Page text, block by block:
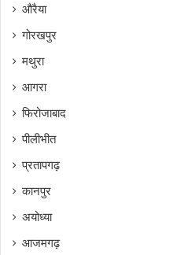
औरैया
गोरखपुर
मथुरा
आगरा
फिरोजाबाद
पीलीभीत
प्रतापगढ़
कानपुर
अयोध्या
आजमगढ़